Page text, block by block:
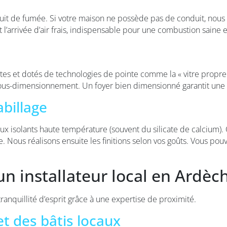
de fumée. Si votre maison ne possède pas de conduit,
d’air frais, indispensable pour une combustion saine
et dotés de technologies de pointe comme la « vitre
dimensionnement. Un foyer bien dimensionné garantit
isolants haute température (souvent du silicate de
Nous réalisons ensuite les finitions selon vos goûts. Vous
installateur local en
d’esprit grâce à une expertise de proximité.
des bâtis locaux